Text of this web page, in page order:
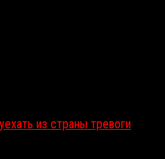
из страны тревоги